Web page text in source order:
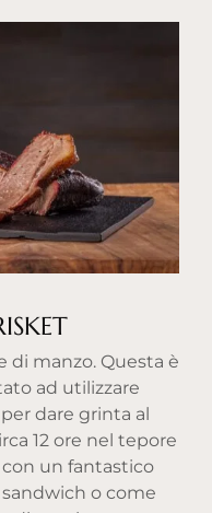
di manzo. Questa è
ad utilizzare
dare grinta al
12 ore nel tepore
un fantastico
o come